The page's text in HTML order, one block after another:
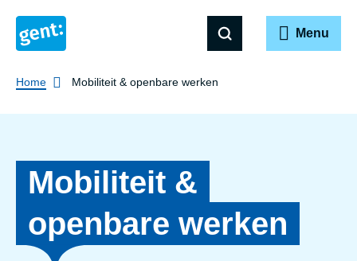
Menu
Breadcrumb
Home Mobiliteit & openbare werken
Mobiliteit &
openbare werken